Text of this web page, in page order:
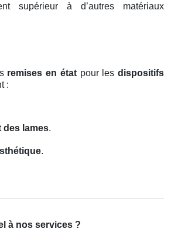
supérieur à d’autres matériaux
remises en étatpour les dispositifs
:
des lames.
.
à nos services ?